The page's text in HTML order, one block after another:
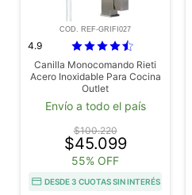
COD. REF-GRIFI027
4.9
Canilla Monocomando Rieti
Acero Inoxidable Para Cocina
Outlet
Envío a todo el país
$100.220
$45.099
55% OFF
DESDE 3 CUOTAS SIN INTERÉS